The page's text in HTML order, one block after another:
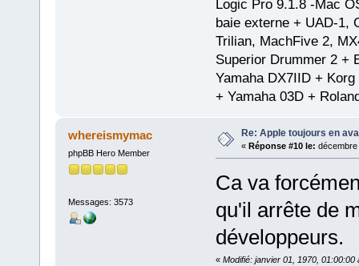
Logic Pro 9.1.8 -Mac
baie externe + UAD-1,
Trilian, MachFive 2,
Superior Drummer 2 +
Yamaha DX7IID +
+ Yamaha 03D +
whereismymac
phpBB Hero Member
Messages: 3573
Re: Apple toujours en
« Réponse #10 le: décembre
Ca va
qu'il arrête de
développeurs.
« Modifié: janvier 01, 1970, 01:00:00